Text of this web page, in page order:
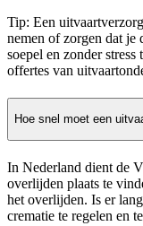
Tip: Een
nemen of zorgen dat je
soepel en zonder
offertes van
Hoe snel moet een
In Nederland dient de
overlijden plaats te
het overlijden. Is er
crematie te regelen en